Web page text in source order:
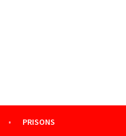
PRISONS